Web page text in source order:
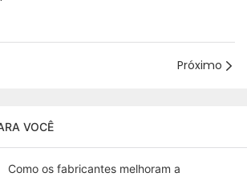
Próximo
VOCÊ
Como os fabricantes melhoram a